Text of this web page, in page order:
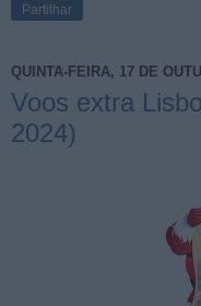
Partilhar
QUINTA-FEIRA, 17 DE
Voos extra
2024)